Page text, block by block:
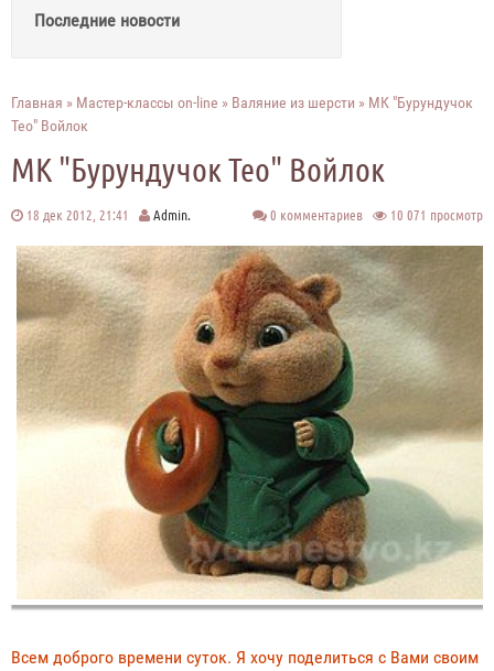
Последние новости
Главная » Мастер-классы on-line » Валяние из шерсти » МК "Бурундучок
Тео" Войлок
МК "Бурундучок Тео" Войлок
18 дек 2012, 21:41 Admin. 0 комментариев 10 071 просмотр
Всем доброго времени суток. Я хочу поделиться с Вами своим